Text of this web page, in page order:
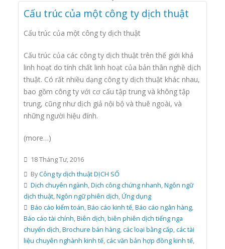
Cấu trúc của một công ty dịch thuật
Cấu trúc của một công ty dịch thuật
Cấu trúc của các công ty dịch thuật trên thế giới khá
linh hoạt do tính chất linh hoạt của bản thân nghề dịch
thuật. Có rất nhiều dạng công ty dịch thuật khác nhau,
bao gồm công ty với cơ cấu tập trung và không tập
trung, cũng như dịch giả nội bộ và thuê ngoài, và
những người hiệu đính.
(more…)
18 Tháng Tư, 2016
ByCông ty dịch thuật DỊCH SỐ
Dịch chuyên ngành,Dịch công chứng nhanh,Ngôn ngữ
dịch thuật,Ngôn ngữ phiên dịch, Ứng dụng
Báo cáo kiểm toán,Báo cáo kinh tế,Báo cáo ngân hàng,
Báo cáo tài chính,Biên dịch,biên phiên dịch tiếng nga
chuyển dịch,Brochure bán hàng,các loại bằng cấp,các tài
liệu chuyên nghành kinh tế,các văn bản hợp đồng kinh tế,